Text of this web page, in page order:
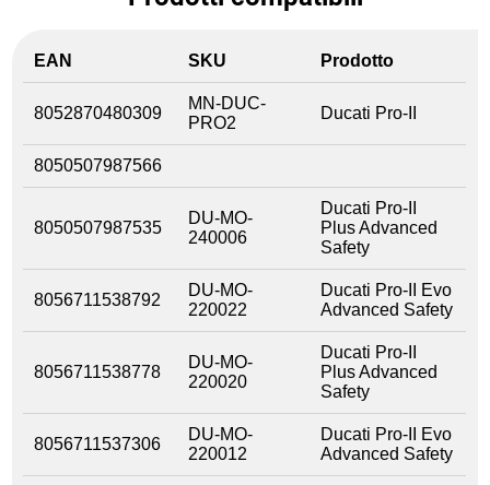
EAN SKU Prodotto
8052870480309
MN-DUC-
PRO2
Ducati Pro-II
8050507987566
8050507987535
DU-MO-
240006
Ducati Pro-II
Plus Advanced
Safety
8056711538792
DU-MO-
220022
Ducati Pro-II Evo
Advanced Safety
8056711538778
DU-MO-
220020
Ducati Pro-II
Plus Advanced
Safety
8056711537306
DU-MO-
220012
Ducati Pro-II Evo
Advanced Safety